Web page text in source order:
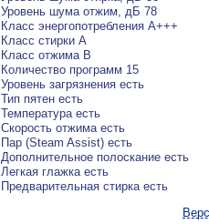
Уровень шума отжим, дБ 78
Класс энергопотребления А+++
Класс стирки A
Класс отжима В
Количество программ 15
Уровень загрязнения есть
Тип пятен есть
Температура есть
Скорость отжима есть
Пар (Steam Assist) есть
Дополнительное полоскание есть
Легкая глажка есть
Предварительная стирка есть